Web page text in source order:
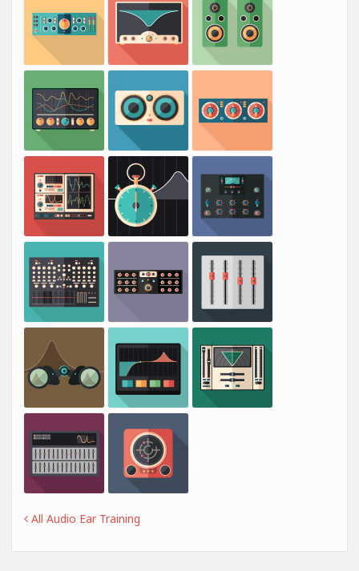
All Audio Ear Training